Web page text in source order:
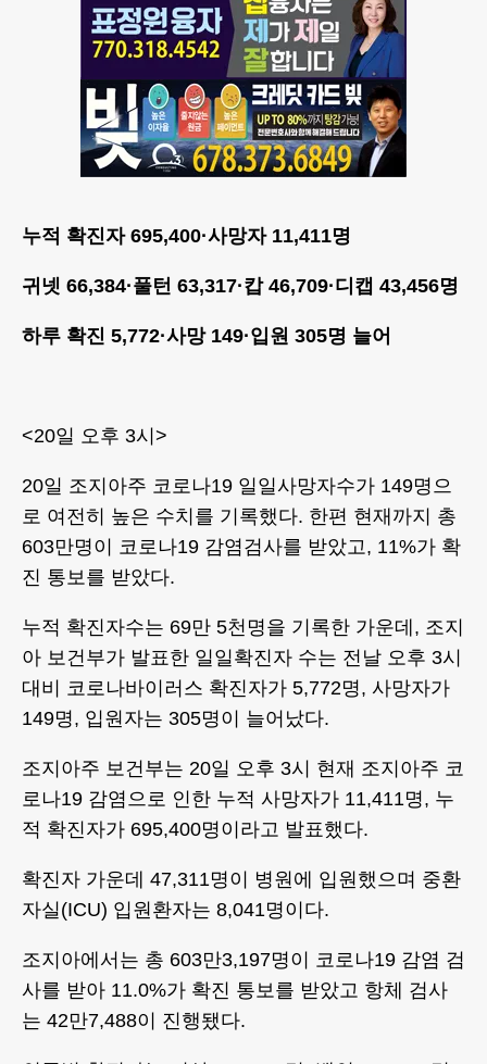
누적 확진자 695,400·사망자 11,411명
귀넷 66,384·풀턴 63,317·캅 46,709·디캡 43,456명
하루 확진 5,772·사망 149·입원 305명 늘어
<20일 오후 3시>
20일 조지아주 코로나19 일일사망자수가 149명으
로 여전히 높은 수치를 기록했다. 한편 현재까지 총
603만명이 코로나19 감염검사를 받았고, 11%가 확
진 통보를 받았다.
누적 확진자수는 69만 5천명을 기록한 가운데, 조지
아 보건부가 발표한 일일확진자 수는 전날 오후 3시
대비 코로나바이러스 확진자가 5,772명, 사망자가
149명, 입원자는 305명이 늘어났다.
조지아주 보건부는 20일 오후 3시 현재 조지아주 코
로나19 감염으로 인한 누적 사망자가 11,411명, 누
적 확진자가 695,400명이라고 발표했다.
확진자 가운데 47,311명이 병원에 입원했으며 중환
자실(ICU) 입원환자는 8,041명이다.
조지아에서는 총 603만3,197명이 코로나19 감염 검
사를 받아 11.0%가 확진 통보를 받았고 항체 검사
는 42만7,488이 진행됐다.